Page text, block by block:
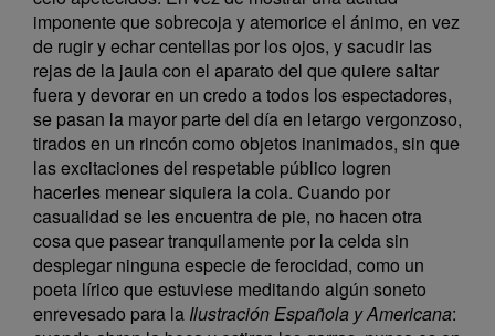
imponente que sobrecoja y atemorice el ánimo, en vez
de rugir y echar centellas por los ojos, y sacudir las
rejas de la jaula con el aparato del que quiere saltar
fuera y devorar en un credo a todos los espectadores,
se pasan la mayor parte del día en letargo vergonzoso,
tirados en un rincón como objetos inanimados, sin que
las excitaciones del respetable público logren
hacerles menear siquiera la cola. Cuando por
casualidad se les encuentra de pie, no hacen otra
cosa que pasear tranquilamente por la celda sin
desplegar ninguna especie de ferocidad, como un
poeta lírico que estuviese meditando algún soneto
enrevesado para la Ilustración Española y Americana: